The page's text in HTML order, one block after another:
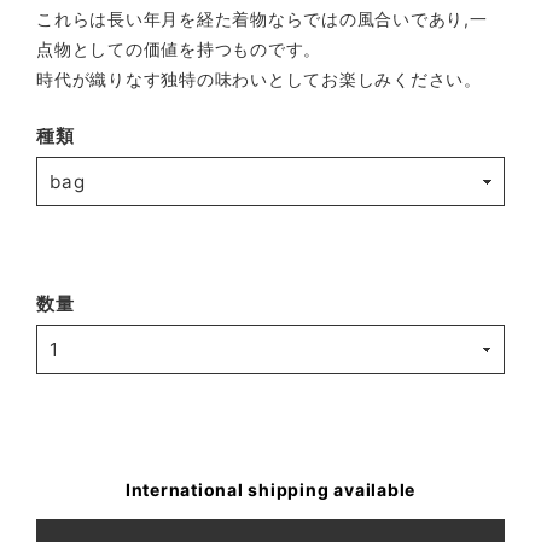
これらは長い年月を経た着物ならではの風合いであり,一
点物としての価値を持つものです。
時代が織りなす独特の味わいとしてお楽しみください。
種類
数量
International shipping available